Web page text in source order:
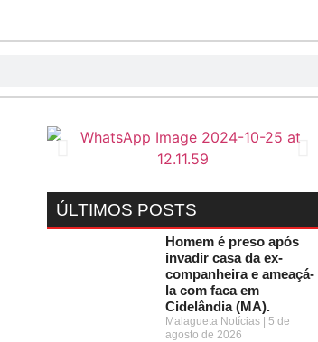
ÚLTIMOS POSTS
Homem é preso após
invadir casa da ex-
companheira e ameaçá-
la com faca em
Cidelândia (MA).
Malagueta Notícias
5 de
agosto de 2026